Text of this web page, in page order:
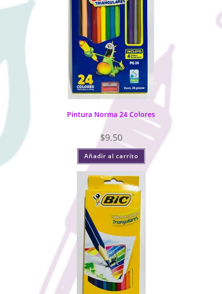
Pintura Norma 24 Colores
$9.50
Añadir al carrito